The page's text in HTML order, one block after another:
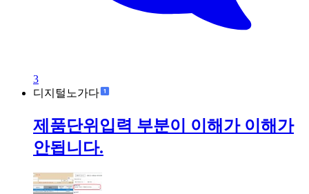
3
디지털노가다
제품단위입력 부분이 이해가 이해가
안됩니다.